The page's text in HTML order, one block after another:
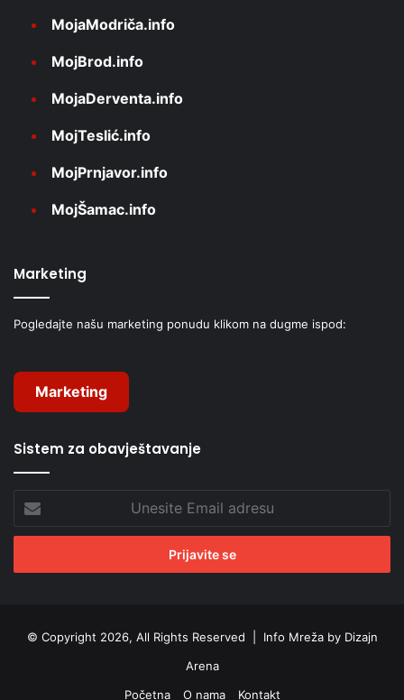
MojaModriča.info
MojBrod.info
MojaDerventa.info
MojTeslić.info
MojPrnjavor.info
MojŠamac.info
Marketing
Pogledajte našu marketing ponudu klikom na dugme ispod:
Marketing
Sistem za obavještavanje
Email
adresu
© Copyright 2026, All Rights Reserved | Info Mreža by Dizajn
Arena
Početna
O nama Kontakt